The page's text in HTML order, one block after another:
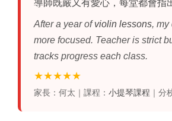
導師既嚴又有愛心，每堂都會指
After a year ofviolin lessons, my
more focused. Teacher is strict
tracks progress each class.
★★★★★
家長：何太｜課程： 小提琴課程 ｜分